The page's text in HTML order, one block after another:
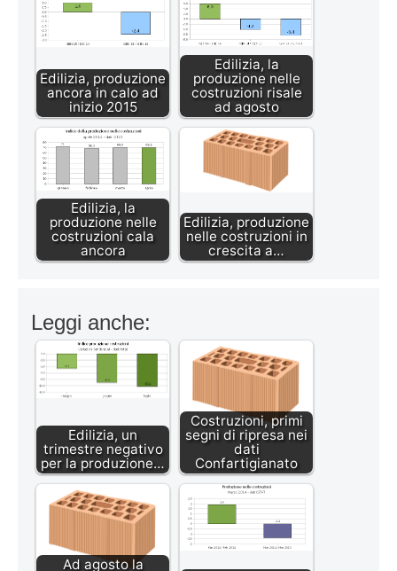
Edilizia, produzione
ancora in calo ad
inizio 2015
Edilizia, la
produzione nelle
costruzioni risale
ad agosto
Edilizia, la
produzione nelle
costruzioni cala
ancora
Edilizia, produzione
nelle costruzioni in
crescita a…
Leggi anche:
Edilizia, un
trimestre negativo
per la produzione…
Costruzioni, primi
segni di ripresa nei
dati
Confartigianato
Ad agosto la